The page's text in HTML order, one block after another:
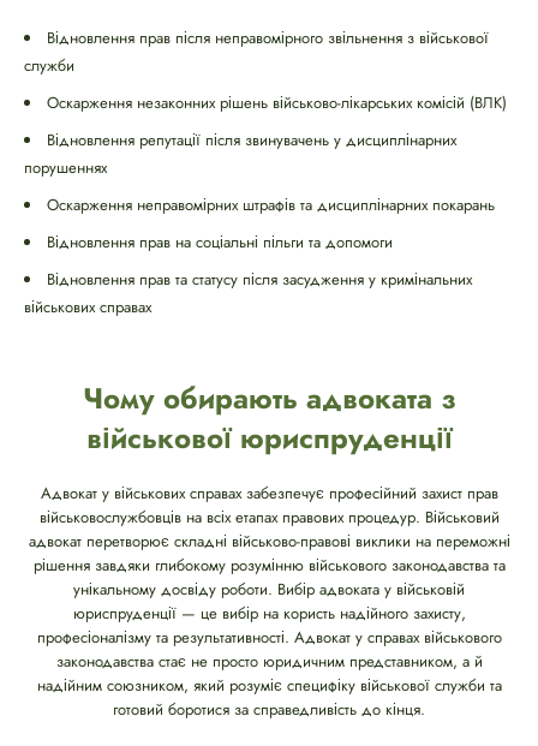
Відновлення прав після неправомірного звільнення з військової
служби
Оскарження незаконних рішень військово-лікарських комісій (ВЛК)
Відновлення репутації після звинувачень у дисциплінарних
порушеннях
Оскарження неправомірних штрафів та дисциплінарних покарань
Відновлення прав на соціальні пільги та допомоги
Відновлення прав та статусу після засудження у кримінальних
військових справах
Чому обирають адвоката з
військової юриспруденції
Адвокат у військових справах забезпечує професійний захист прав
військовослужбовців на всіх етапах правових процедур. Військовий
адвокат перетворює складні військово-правові виклики на переможні
рішення завдяки глибокому розумінню військового законодавства та
унікальному досвіду роботи. Вибір адвоката у військовій
юриспруденції — це вибір на користь надійного захисту,
професіоналізму та результативності. Адвокат у справах військового
законодавства стає не просто юридичним представником, а й
надійним союзником, який розуміє специфіку військової служби та
готовий боротися за справедливість до кінця.